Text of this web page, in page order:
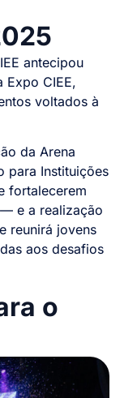
antecipou
Expo CIEE,
voltados à
da Arena
para Instituições
fortalecerem
e a realização
reunirá jovens
aos desafios
o